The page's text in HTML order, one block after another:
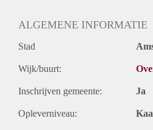
ALGEMENE INFORMATIE
Stad
Wijk/buurt:
Inschrijven gemeente: Ja
Opleverniveau: